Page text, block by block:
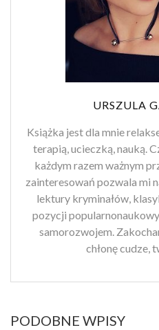
URSZULA
Książka jest dla mnie
terapią, ucieczką, nauką.
każdym razem ważnym
zainteresowań pozwala mi
lektury kryminałów,
pozycji
samorozwojem.
chłonę cudze,
PODOBNE WPISY